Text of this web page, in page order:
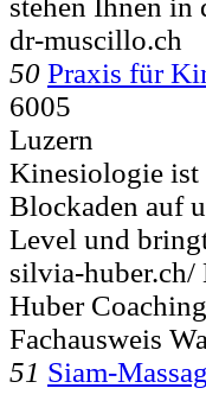
dr-muscillo.ch
50 Praxis für
6005
Luzern
Kinesiologie ist
Blockaden auf
Level und
silvia-huber.ch/
Huber
Fachausweis
51 Siam-